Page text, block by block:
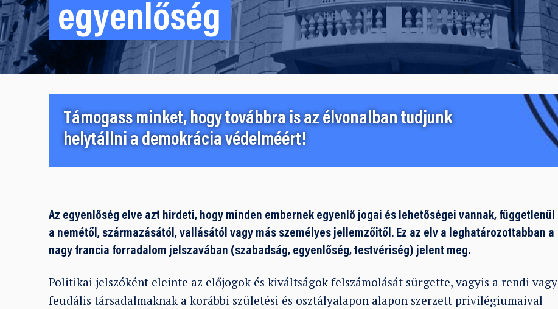
egyenlőség
Támogass minket, hogy továbbra is az élvonalban tudjunk
helytállni a demokrácia védelméért!
Az egyenlőség elve azt hirdeti, hogy minden embernek egyenlő jogai és lehetőségei vannak, függetlenül
a nemétől, származásától, vallásától vagy más személyes jellemzőitől. Ez az elv a leghatározottabban a
nagy francia forradalom jelszavában (szabadság, egyenlőség, testvériség) jelent meg.
Politikai jelszóként eleinte az előjogok és kiváltságok felszámolását sürgette, vagyis a rendi vagy
feudális társadalmaknak a korábbi születési és osztályalapon alapon szerzett privilégiumaival